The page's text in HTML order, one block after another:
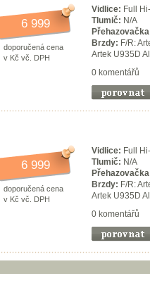
6 999
doporučená cena
v Kč vč. DPH
Vidlice: Full
Tlumič: N/A
Brzdy: F/R:
Artek U935D
0 komentářů
6 999
doporučená cena
v Kč vč. DPH
Vidlice: Full
Tlumič: N/A
Brzdy: F/R:
Artek U935D
0 komentářů